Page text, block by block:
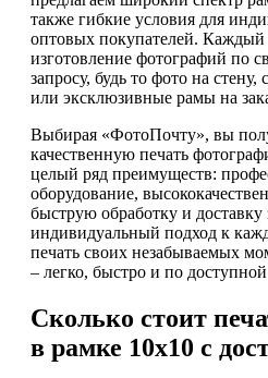
также гибкие условия для
оптовых покупателей. Каждый
изготовление фотографий по
запросу, будь то фото на
или эксклюзивные рамы на
Выбирая «ФотоПочту», вы
качественную печать
целый ряд преимуществ:
оборудование,
быструю обработку и доставку
индивидуальный подход к
печать своих незабываемых
– легко, быстро и по
Сколько стоит
в рамке 10х10 с